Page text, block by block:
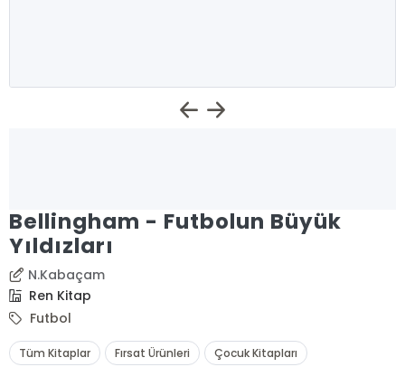
Bellingham - Futbolun Büyük
Yıldızları
N.Kabaçam
Ren Kitap
Futbol
Tüm Kitaplar Fırsat Ürünleri
Çocuk Kitapları